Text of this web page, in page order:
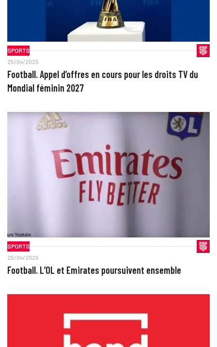
SPORTS
25/04/2025
Football. Appel d’offres en cours pour les droits TV du
Mondial féminin 2027
SPORTS
25/04/2025
Football. L’OL et Emirates poursuivent ensemble